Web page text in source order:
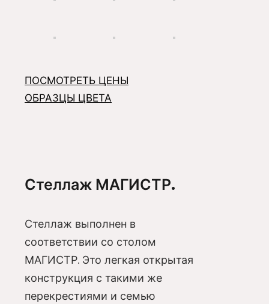
ПОСМОТРЕТЬ ЦЕНЫ
ОБРАЗЦЫ ЦВЕТА
Стеллаж МАГИСТР.
Стеллаж выполнен в
соответствии со столом
МАГИСТР. Это легкая открытая
конструкция с такими же
перекрестиями и семью